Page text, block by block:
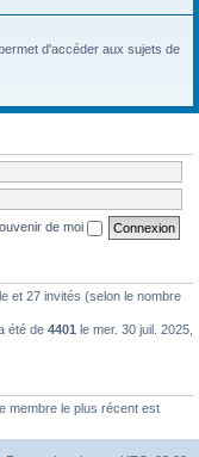
d'accéder aux sujets de
de moi
et 27 invités (selon le nombre
été de 4401 le mer. 30 juil. 2025,
membre le plus récent est